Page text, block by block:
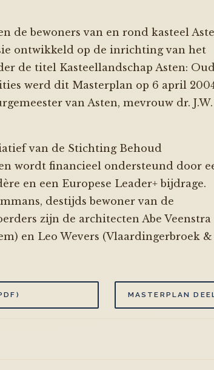
de bewoners van en rond kasteel
ontwikkeld op de inrichting van het
de titel Kasteellandschap Asten:
werd dit Masterplan op 6 april
van Asten, mevrouw dr. J.W.
van de Stichting Behoud
wordt financieel ondersteund door
en een Europese Leader+ bijdrage.
destijds bewoner van de
zijn de architecten Abe Veenstra
en Leo Wevers (Vlaardingerbroek &
MASTERPLAN